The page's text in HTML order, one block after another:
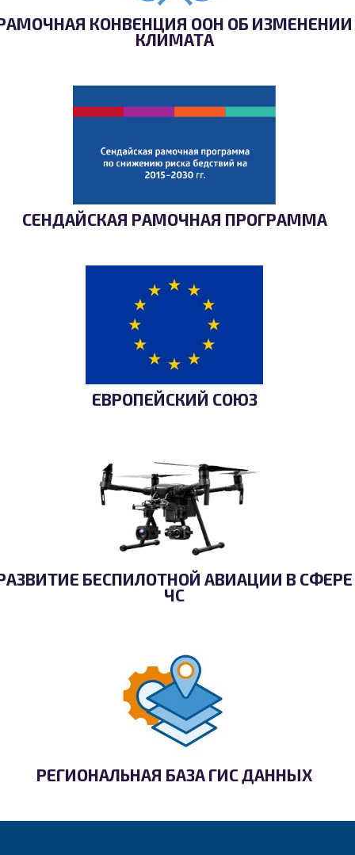
КОНВЕНЦИЯ ООН ОБ ИЗМЕНЕНИИ
КЛИМАТА
СЕНДАЙСКАЯ РАМОЧНАЯ ПРОГРАММА
ЕВРОПЕЙСКИЙ СОЮЗ
БЕСПИЛОТНОЙ АВИАЦИИ В СФЕРЕ
ЧС
РЕГИОНАЛЬНАЯ БАЗА ГИС ДАННЫХ